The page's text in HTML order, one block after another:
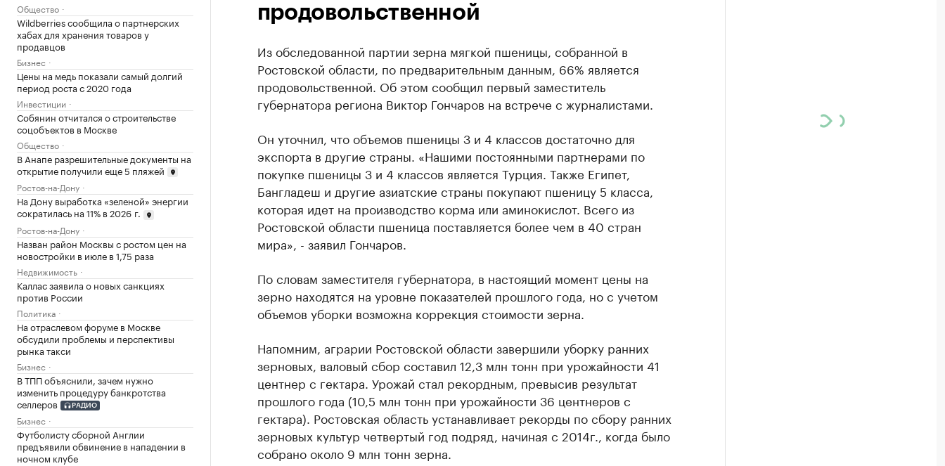
Общество
Wildberries сообщила о партнерских
хабах для хранения товаров у
продавцов
Бизнес
Цены на медь показали самый долгий
период роста с 2020 года
Инвестиции
Собянин отчитался о строительстве
соцобъектов в Москве
Общество
В Анапе разрешительные документы на
открытие получили еще 5 пляжей
Ростов-на-Дону
На Дону выработка «зеленой» энергии
сократилась на 11% в 2026 г.
Ростов-на-Дону
Назван район Москвы с ростом цен на
новостройки в июле в 1,75 раза
Недвижимость
Каллас заявила о новых санкциях
против России
Политика
На отраслевом форуме в Москве
обсудили проблемы и перспективы
рынка такси
Бизнес
В ТПП объяснили, зачем нужно
изменить процедуру банкротства
селлеров
РАДИО
Бизнес
Футболисту сборной Англии
предъявили обвинение в нападении в
ночном клубе
продовольственной
Из обследованной партии зерна мягкой пшеницы, собранной в
Ростовской области, по предварительным данным, 66% является
продовольственной. Об этом сообщил первый заместитель
губернатора региона Виктор Гончаров на встрече с журналистами.
Он уточнил, что объемов пшеницы 3 и 4 классов достаточно для
экспорта в другие страны. «Нашими постоянными партнерами по
покупке пшеницы 3 и 4 классов является Турция. Также Египет,
Бангладеш и другие азиатские страны покупают пшеницу 5 класса,
которая идет на производство корма или аминокислот. Всего из
Ростовской области пшеница поставляется более чем в 40 стран
мира», - заявил Гончаров.
По словам заместителя губернатора, в настоящий момент цены на
зерно находятся на уровне показателей прошлого года, но с учетом
объемов уборки возможна коррекция стоимости зерна.
Напомним, аграрии Ростовской области завершили уборку ранних
зерновых, валовый сбор составил 12,3 млн тонн при урожайности 41
центнер с гектара. Урожай стал рекордным, превысив результат
прошлого года (10,5 млн тонн при урожайности 36 центнеров с
гектара). Ростовская область устанавливает рекорды по сбору ранних
зерновых культур четвертый год подряд, начиная с 2014г., когда было
собрано около 9 млн тонн зерна.